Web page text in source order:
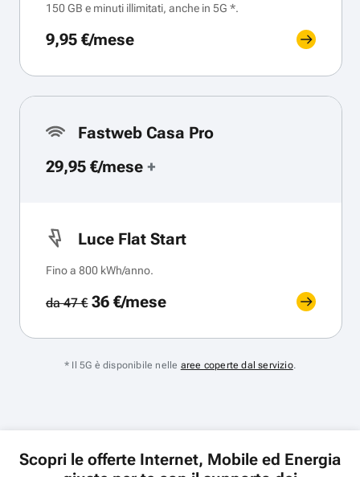
150 GB e minuti illimitati, anche in 5G *.
9,95 €/mese
Fastweb Casa Pro
29,95 €/mese +
Luce Flat Start
Fino a 800 kWh/anno.
da 47 €36 €/mese
* Il 5G è disponibile nelle aree coperte dal servizio.
Scopri le offerte Internet, Mobile ed Energia